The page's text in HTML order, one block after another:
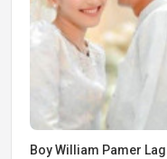
Boy William Pamer